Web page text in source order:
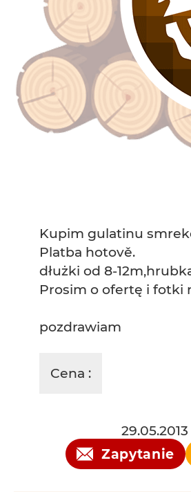
Kupim gulatinu
Platba hotově.
dłużki od 8-
Prosim o ofertę i fotki
pozdrawiam
Cena :
29.05.2013
Zapytanie